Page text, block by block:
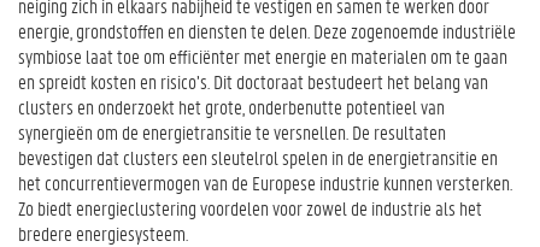
neiging zich in elkaars nabijheid te vestigen en samen te werken door
energie, grondstoffen en diensten te delen. Deze zogenoemde industriële
symbiose laat toe om efficiënter met energie en materialen om te gaan
en spreidt kosten en risico’s. Dit doctoraat bestudeert het belang van
clusters en onderzoekt het grote, onderbenutte potentieel van
synergieën om de energietransitie te versnellen. De resultaten
bevestigen dat clusters een sleutelrol spelen in de energietransitie en
het concurrentievermogen van de Europese industrie kunnen versterken.
Zo biedt energieclustering voordelen voor zowel de industrie als het
bredere energiesysteem.